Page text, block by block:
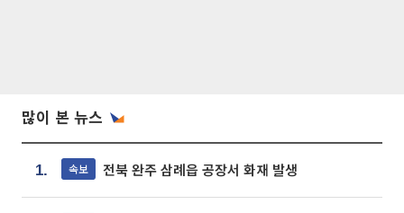
많이 본 뉴스
1. 속보 전북 완주 삼례읍 공장서 화재 발생